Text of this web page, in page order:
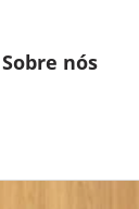
Sobre nós